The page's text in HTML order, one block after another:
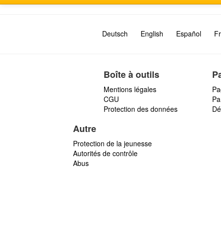
Deutsch English Español
Boîte à outils
Mentions légales
CGU
Protection des données
Autre
Protection de la jeunesse
Autorités de contrôle
Abus